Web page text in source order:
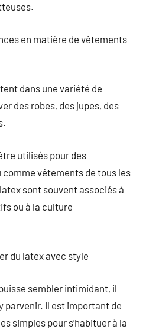
en matière de vêtements
dans une variété de
des robes, des jupes, des
utilisés pour des
vêtements de tous les
sont souvent associés à
ou à la culture
du latex avec style
sembler intimidant, il
parvenir. Il est important de
simples pour s’habituer à la